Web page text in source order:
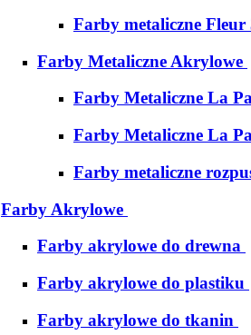
Farby metaliczne Fleur
Farby Metaliczne Akrylowe
Farby Metaliczne La
Farby Metaliczne La
Farby metaliczne
Farby Akrylowe
Farby akrylowe do drewna
Farby akrylowe do plastiku
Farby akrylowe do tkanin